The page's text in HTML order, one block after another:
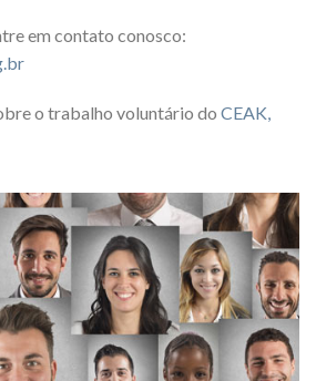
em contato conosco:
o trabalho voluntário do CEAK,